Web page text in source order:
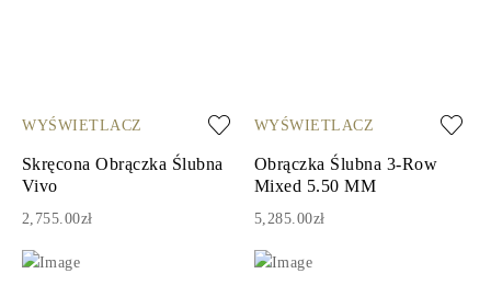
WYŚWIETLACZ
Skręcona Obrączka Ślubna
Vivo
2,755.00zł
WYŚWIETLACZ
Obrączka Ślubna 3-Row
Mixed 5.50 MM
5,285.00zł